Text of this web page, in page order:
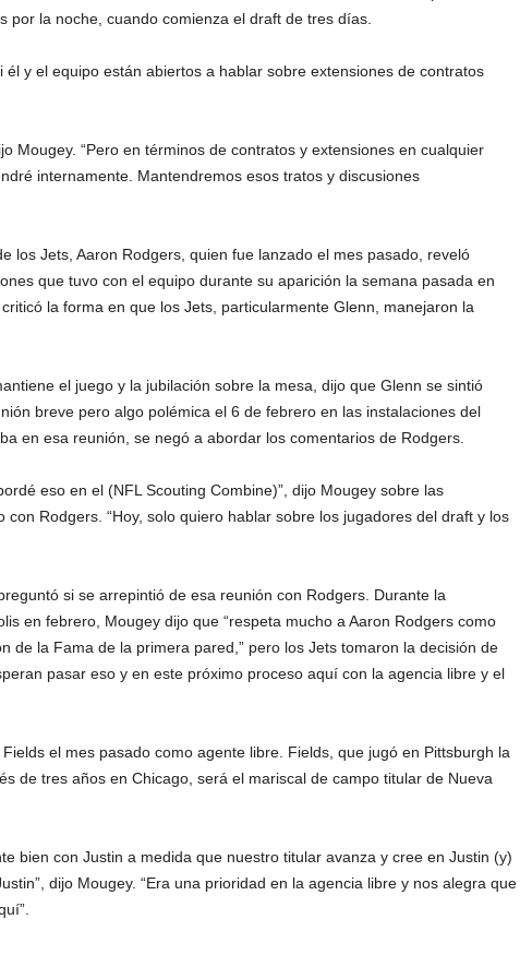
por la noche, cuando comienza el draft de tres días.
él y el equipo están abiertos a hablar sobre extensiones de contratos
Mougey. “Pero en términos de contratos y extensiones en cualquier
internamente. Mantendremos esos tratos y discusiones
los Jets, Aaron Rodgers, quien fue lanzado el mes pasado, reveló
que tuvo con el equipo durante su aparición la semana pasada en
criticó la forma en que los Jets, particularmente Glenn, manejaron la
el juego y la jubilación sobre la mesa, dijo que Glenn se sintió
breve pero algo polémica el 6 de febrero en las instalaciones del
en esa reunión, se negó a abordar los comentarios de Rodgers.
eso en el (NFL Scouting Combine)”, dijo Mougey sobre las
con Rodgers. “Hoy, solo quiero hablar sobre los jugadores del draft y los
si se arrepintió de esa reunión con Rodgers. Durante la
en febrero, Mougey dijo que “respeta mucho a Aaron Rodgers como
de la Fama de la primera pared,” pero los Jets tomaron la decisión de
pasar eso y en este próximo proceso aquí con la agencia libre y el
el mes pasado como agente libre. Fields, que jugó en Pittsburgh la
de tres años en Chicago, será el mariscal de campo titular de Nueva
bien con Justin a medida que nuestro titular avanza y cree en Justin (y)
dijo Mougey. “Era una prioridad en la agencia libre y nos alegra que